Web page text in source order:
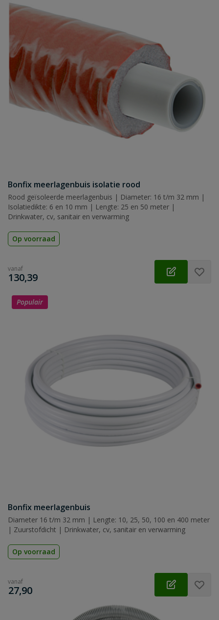
Bonfix meerlagenbuis isolatie rood
Rood geïsoleerde meerlagenbuis | Diameter: 16 t/m 32 mm |
Isolatiedikte: 6 en 10 mm | Lengte: 25 en 50 meter |
Drinkwater, cv, sanitair en verwarming
Op voorraad
vanaf
€
130,39
Populair
Bonfix meerlagenbuis
Diameter 16 t/m 32 mm | Lengte: 10, 25, 50, 100 en 400 meter
| Zuurstofdicht | Drinkwater, cv, sanitair en verwarming
Op voorraad
vanaf
€
27,90